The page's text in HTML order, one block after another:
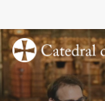
to
main
content